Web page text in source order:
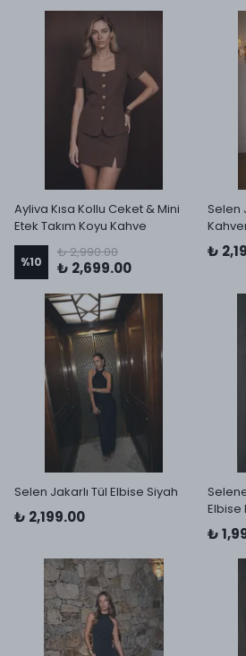
Ayliva Kısa Kollu Ceket & Mini
Etek Takım Koyu Kahve
%10
₺ 2,990.00
₺ 2,699.00
Selen
₺
Selen Jakarlı Tül Elbise Siyah
₺ 2,199.00
Elbise
₺